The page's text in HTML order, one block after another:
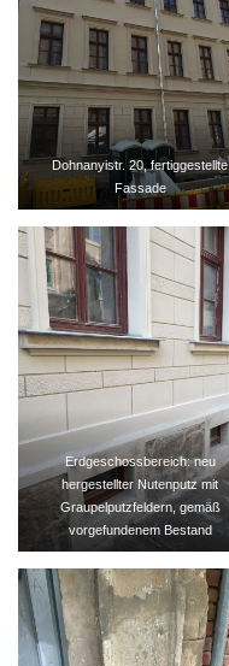
Dohnanyistr. 20, fertiggestellte
Fassade
Erdgeschossbereich: neu
hergestellter Nutenputz mit
Graupelputzfeldern, gemäß
vorgefundenem Bestand